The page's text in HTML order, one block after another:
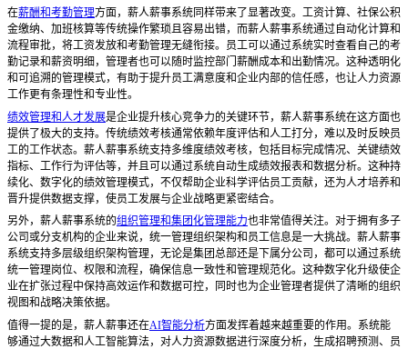
在薪酬和考勤管理方面，薪人薪事系统同样带来了显著改变。工资计算、社保公积
金缴纳、加班核算等传统操作繁琐且容易出错，而薪人薪事系统通过自动化计算和
流程审批，将工资发放和考勤管理无缝衔接。员工可以通过系统实时查看自己的考
勤记录和薪资明细，管理者也可以随时监控部门薪酬成本和出勤情况。这种透明化
和可追溯的管理模式，有助于提升员工满意度和企业内部的信任感，也让人力资源
工作更有条理性和专业性。
绩效管理和人才发展是企业提升核心竞争力的关键环节，薪人薪事系统在这方面也
提供了极大的支持。传统绩效考核通常依赖年度评估和人工打分，难以及时反映员
工的工作状态。薪人薪事系统支持多维度绩效考核，包括目标完成情况、关键绩效
指标、工作行为评估等，并且可以通过系统自动生成绩效报表和数据分析。这种持
续化、数字化的绩效管理模式，不仅帮助企业科学评估员工贡献，还为人才培养和
晋升提供数据支撑，使员工发展与企业战略更紧密结合。
另外，薪人薪事系统的组织管理和集团化管理能力也非常值得关注。对于拥有多子
公司或分支机构的企业来说，统一管理组织架构和员工信息是一大挑战。薪人薪事
系统支持多层级组织架构管理，无论是集团总部还是下属分公司，都可以通过系统
统一管理岗位、权限和流程，确保信息一致性和管理规范化。这种数字化升级使企
业在扩张过程中保持高效运作和数据可控，同时也为企业管理者提供了清晰的组织
视图和战略决策依据。
值得一提的是，薪人薪事还在AI智能分析方面发挥着越来越重要的作用。系统能
够通过大数据和人工智能算法，对人力资源数据进行深度分析，生成招聘预测、员